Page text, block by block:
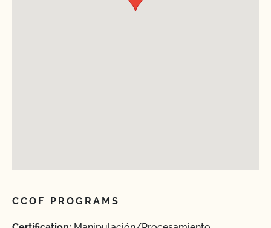
CCOF PROGRAMS